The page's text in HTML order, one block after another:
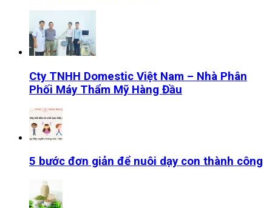
Cty TNHH Domestic Việt Nam – Nhà Phân
Phối Máy Thẩm Mỹ Hàng Đầu
5 bước đơn giản để nuôi dạy con thành công